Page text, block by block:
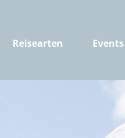
Reisearten Events